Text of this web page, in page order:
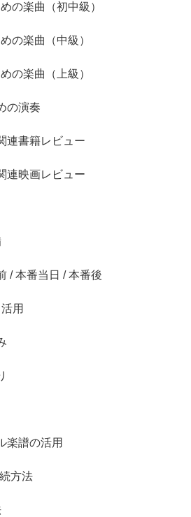
の楽曲（初中級）
の楽曲（中級）
の楽曲（上級）
の演奏
連書籍レビュー
連映画レビュー
/ 本番当日 / 本番後
用
楽譜の活用
方法